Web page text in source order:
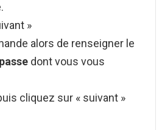
»
alors de renseigner le
dont vous vous
cliquez sur « suivant »